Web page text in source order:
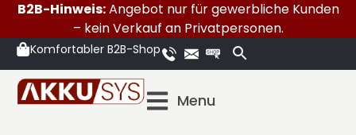
B2B-Hinweis:Angebot nur für gewerbliche Kunden
– kein Verkauf an Privatpersonen.
Komfortabler B2B-Shop
Menu